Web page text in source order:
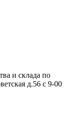
и склада по
д.56 с 9-00